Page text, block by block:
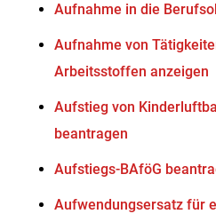
Aufnahme in die
Aufnahme von
Arbeitsstoffen anzeigen
Aufstieg von
beantragen
Aufstiegs-BAföG
Aufwendungsersatz für